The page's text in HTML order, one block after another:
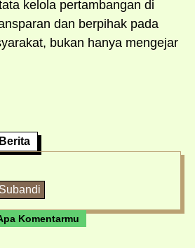
kelola pertambangan di
dan berpihak pada
bukan hanya mengejar
Subandi
Komentarmu